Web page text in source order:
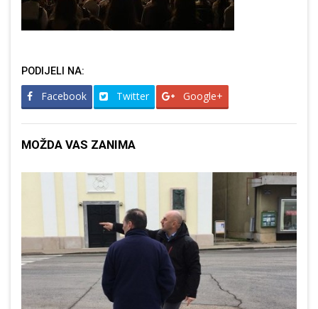
PODIJELI NA:
Facebook Twitter Google+
MOŽDA VAS ZANIMA